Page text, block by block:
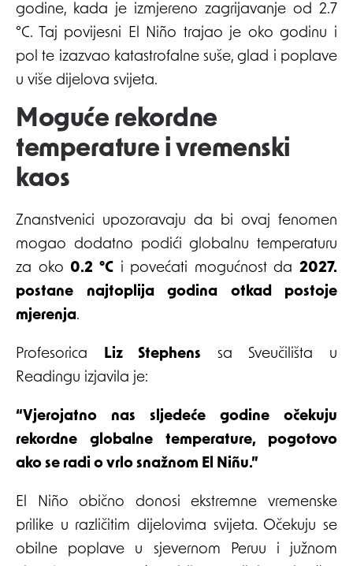
godine, kada je izmjereno zagrijavanje od 2.7
°C. Taj povijesni El Niño trajao je oko godinu i
pol te izazvao katastrofalne suše, glad i poplave
u više dijelova svijeta.
Moguće rekordne
temperature i vremenski
kaos
Znanstvenici upozoravaju da bi ovaj fenomen
mogao dodatno podići globalnu temperaturu
za oko 0.2 °Ci povećati mogućnost da 2027.
postane najtoplija godina otkad postoje
mjerenja.
Profesorica Liz Stephens sa Sveučilišta u
Readingu izjavila je:
“Vjerojatno nas sljedeće godine očekuju
rekordne globalne temperature, pogotovo
ako se radi o vrlo snažnom El Niñu.”
El Niño obično donosi ekstremne vremenske
prilike u različitim dijelovima svijeta. Očekuju se
obilne poplave u sjevernom Peruu i južnom